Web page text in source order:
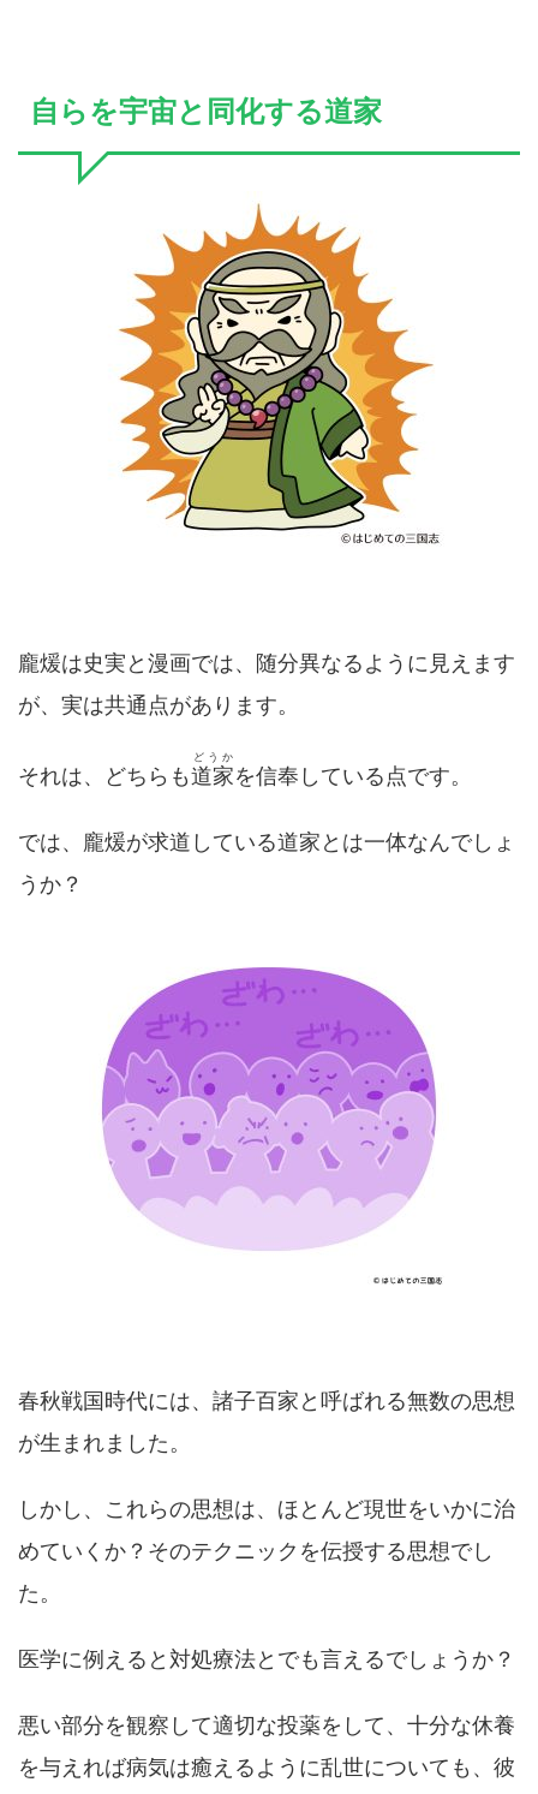
自らを宇宙と同化する道家
龐煖は史実と漫画では、随分異なるように見えます
が、実は共通点があります。
それは、どちらも道家
どうか
を信奉している点です。
では、龐煖が求道している道家とは一体なんでしょ
うか？
春秋戦国時代には、諸子百家と呼ばれる無数の思想
が生まれました。
しかし、これらの思想は、ほとんど現世をいかに治
めていくか？そのテクニックを伝授する思想でし
た。
医学に例えると対処療法とでも言えるでしょうか？
悪い部分を観察して適切な投薬をして、十分な休養
を与えれば病気は癒えるように乱世についても、彼